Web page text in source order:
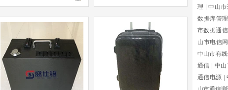
理
中山市
数据库管
市数据通信
山市电信
中山市有
通信
中山
通信电源